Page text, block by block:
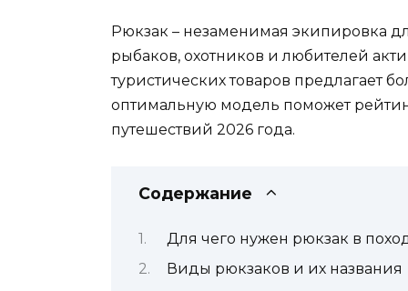
Рюкзак – незаменимая экипировка
рыбаков, охотников и любителей
туристических товаров предлагает
оптимальную модель поможет
путешествий 2026 года.
Содержание
Для чего нужен рюкзак в
Виды рюкзаков и их названия